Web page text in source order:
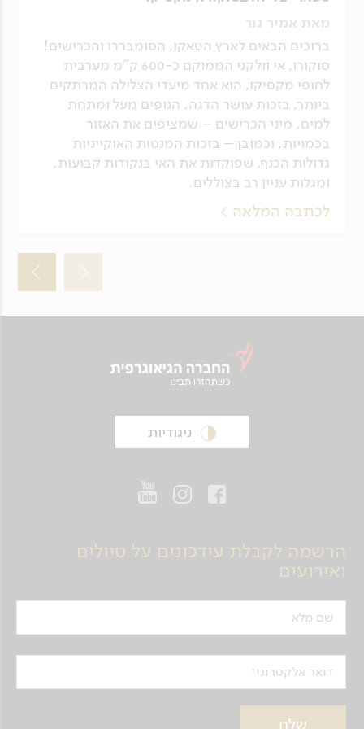
מאת אמיר גור
ברוכים הבאים לארץ הטאקו, הסומבררו והכרישים!
סוקורו, אי וולקני הממוקם כ-600 ק"מ מערבית
לחופי מקסיקו, הוא אחד מיעדי הצלילה המרתקים
ביותר, בזכות עושר הדגה, הנופים מעל ומתחת
למים, מיני הכרישים – שמציפים את האזור
בכמויות, וכמובן – בזכות המנטות האוקייניות
גדולות הכנף, שפוקדות את האי בנקודות קבועות,
ומגלות עניין רב בצוללים.
לכתבה המלאה
ניגודיות
הרשמה לקבלת עידכונים על טיולים
ואירועים
שם מלא
דואר אלקטרוני